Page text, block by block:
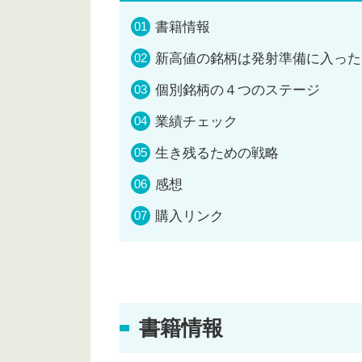
書籍情報
新高値の銘柄は発射準備に入っ
個別銘柄の４つのステージ
業績チェック
生き残るための戦略
感想
購入リンク
書籍情報